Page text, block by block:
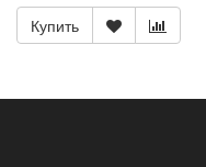
Купить